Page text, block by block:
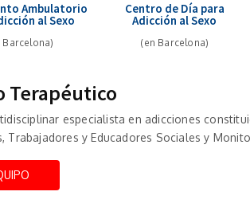
Ambulatorio
al Sexo
Barcelona)
Centro de Día para
Adicción al Sexo
(en Barcelona)
Terapéutico
especialista en adicciones
Trabajadores y Educadores Sociales y